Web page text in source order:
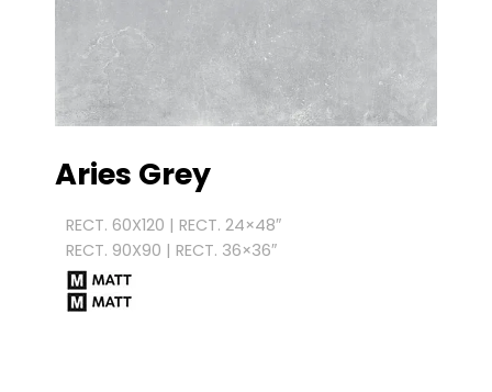
Aries Grey
RECT. 60X120 | RECT. 24×48″
RECT. 90X90 | RECT. 36×36″